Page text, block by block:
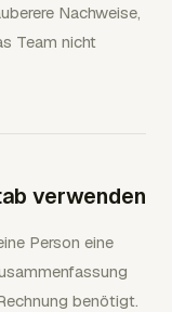
Nachweise,
Team nicht
verwenden
Person eine
benötigt.